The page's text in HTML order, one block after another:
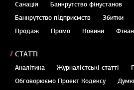
Санація
Банкрутство фінустанов
Банкрутство підприємств
Збитки
Продаж
Промо Новини
СТАТТІ
Аналітика Журналістські статті
Обговорюємо Проект Кодексу